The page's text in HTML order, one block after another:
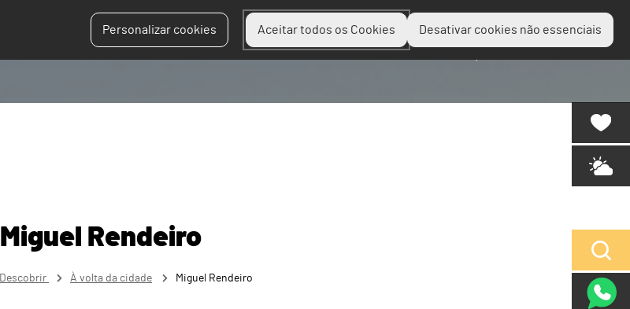
Personalizar cookies Aceitar todos os Cookies Desativar cookies não essenciais
Planear Descobrir
Miguel Rendeiro
Descobrir À volta da cidade Miguel Rendeiro